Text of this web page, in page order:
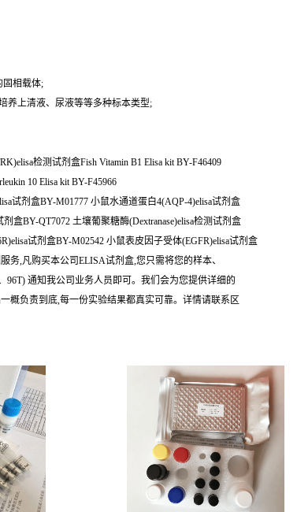
固相载体;
养上清液、尿液等等多种标本类型;
检测试剂盒Fish Vitamin B1 Elisa kit BY-F46409
10 Elisa kit BY-F45966
试剂盒BY-M01777 小鼠水通道蛋白4(AQP-4)elisa试剂盒
盒BY-QT7072 土壤葡聚糖酶(Dextranase)elisa检测试剂盒
试剂盒BY-M02542 小鼠表皮因子受体(EGFR)elisa试剂盒
务,凡购买本公司ELISA试剂盒,您只需将您的样本、
96T) 通知我公司业务人员即可。我们会为您提供详细的
概负责到底,每一份实验结果都真实可靠。详情请联系区